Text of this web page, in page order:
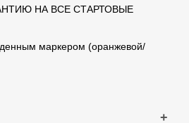
НА ВСЕ СТАРТОВЫЕ
маркером (оранжевой/